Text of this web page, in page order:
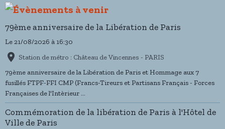
79ème anniversaire de la Libération de Paris
Le 21/08/2026 à 16:30
Station de métro : Château de Vincennes - PARIS
79ème anniversaire de la Libération de Paris et Hommage aux 7
fusillés FTPF-FFI CMP (Francs-Tireurs et Partisans Français - Forces
Françaises de l'Intèrieur ...
Commémoration de la libération de Paris à l'Hôtel de
Ville de Paris